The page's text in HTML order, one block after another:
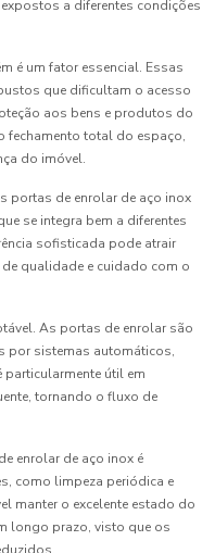
a diferentes condições
é um fator essencial. Essas
que dificultam o acesso
aos bens e produtos do
fechamento total do espaço,
do imóvel.
portas de enrolar de aço inox
se integra bem a diferentes
sofisticada pode atrair
qualidade e cuidado com o
As portas de enrolar são
por sistemas automáticos,
particularmente útil em
tornando o fluxo de
enrolar de aço inox é
como limpeza periódica e
manter o excelente estado do
longo prazo, visto que os